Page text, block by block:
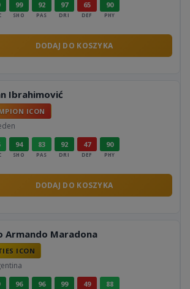
99
SHO
92
PAS
97
DRI
65
DEF
90
PHY
DODAJ DO KOSZYKA
Ibrahimović
ICON
94
SHO
83
PAS
92
DRI
47
DEF
90
PHY
DODAJ DO KOSZYKA
Armando Maradona
ICON
96 96 99 49 88